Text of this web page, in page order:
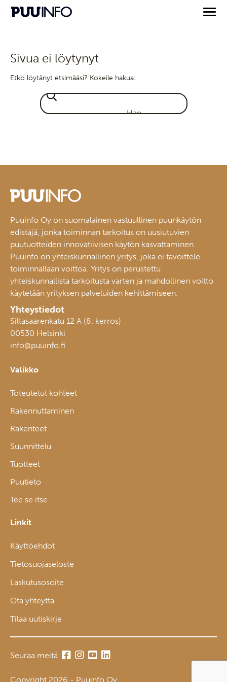
Sivua ei löytynyt
Etkö löytänyt etsimääsi? Kokeile hakua.
Puuinfo Oy on suomalainen vastuullinen puunkäytön
edistäjä, jonka toiminnan tarkoitus on uusiutuvien
puutuotteiden innovatiivisen käytön kasvattaminen.
Puuinfo on yhteiskunnallinen yritys, joka ei tavoittele
toiminnallaan voittoa. Yritys on perustettu
yhteiskunnallista tarkoitusta varten ja mahdollinen voitto
käytetään yrityksen palveluiden kehittämiseen.
Yhteystiedot
Siltasaarenkatu 12 A (8. kerros)
00530 Helsinki
info@puuinfo.fi
Valikko
Toteutetut kohteet
Rakennuttaminen
Rakenteet
Suunnittelu
Tuotteet
Puutieto
Tee se itse
Linkit
Käyttöehdot
Tietosuojaseloste
Laskutusosoite
Ota yhteyttä
Tilaa uutiskirje
Seuraa meitä
Copyright 2026 - Puuinfo Oy